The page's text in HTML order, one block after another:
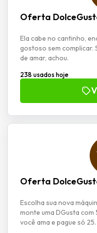
Oferta
Ela cabe no cantinho,
gostoso sem complicar.
de amar, achou.
238 usados hoje
Oferta
Escolha sua nova
monte uma DGusta com
você ama e pague só 25.